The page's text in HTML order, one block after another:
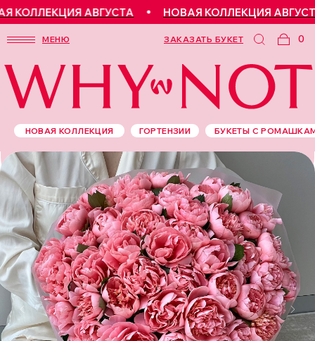
АВГУСТА НОВАЯ КОЛЛЕКЦИЯ АВГУСТА
МЕНЮ 0
ЗАКАЗАТЬ БУКЕТ
БУКЕТЫ С
НОВАЯ КОЛЛЕКЦИЯ ГОРТЕНЗИИ